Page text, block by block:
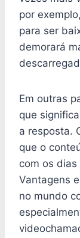
por
para ser
demorará
Em outras
que
a resposta.
que o
com os
Vantagens
no mundo